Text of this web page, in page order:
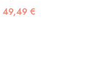
Izvorna
49,49 €Trenutna